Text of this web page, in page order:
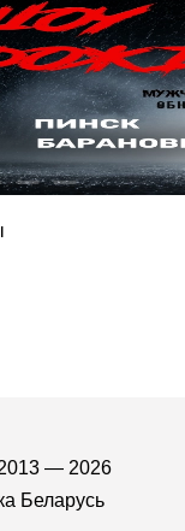
— 2026
Беларусь